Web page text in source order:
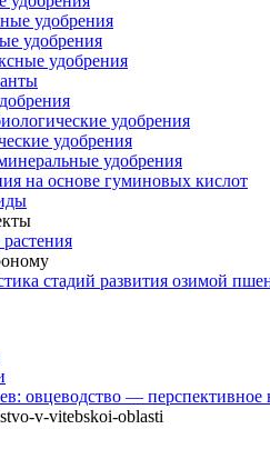
удобрения
удобрения
удобрения
удобрения
удобрения
удобрения
на основе гуминовых кислот
стадий развития озимой
овцеводство — перспективное
v-vitebskoi-oblasti